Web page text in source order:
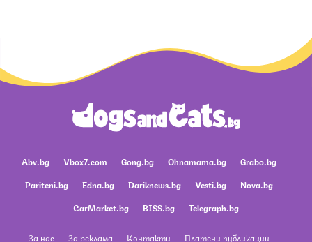
Abv.bg Vbox7.com Gong.bg Ohnamama.bg
Grabo.bg
Pariteni.bg
Edna.bg Dariknews.bg Vesti.bg
Nova.bg
CarMarket.bg
BISS.bg Telegraph.bg
За нас За реклама Контакти Платени публикации